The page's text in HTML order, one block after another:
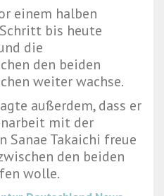
einem halben
bis heute
die
den beiden
weiter wachse.
außerdem, dass er
mit der
Sanae Takaichi freue
den beiden
wolle.